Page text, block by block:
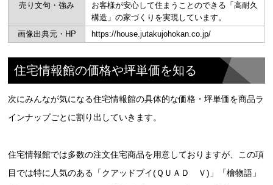
売り文句・強み
お客様が安心して住まうことのできる「高耐久
構造」の家づくりを実現しています。
画像出典元・HP
https://house.jutakujohokan.co.jp/
住宅情報館の価格や坪単価を知る
次にみんなが気になる住宅情報館の具体的な価格・坪単価を商品ラ
インナップごとに割り出していきます。
住宅情報館では多数の注文住宅商品を用意しておりますが、この項
目では特に人気のある「クアッドブイ(ＱＵＡＤ Ｖ)」「檜物語」